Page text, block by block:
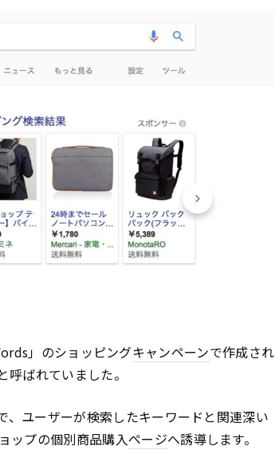
」のショッピングキャンペーンで作成され
と呼ばれていました。
、ユーザーが検索したキーワードと関連深い
ップの個別商品購入ページへ誘導します。